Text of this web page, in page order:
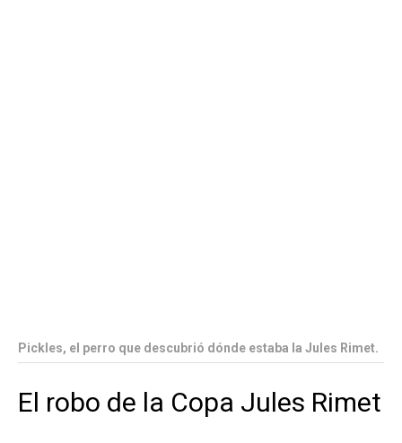
Pickles, el perro que descubrió dónde estaba la Jules Rimet.
El robo de la Copa Jules Rimet